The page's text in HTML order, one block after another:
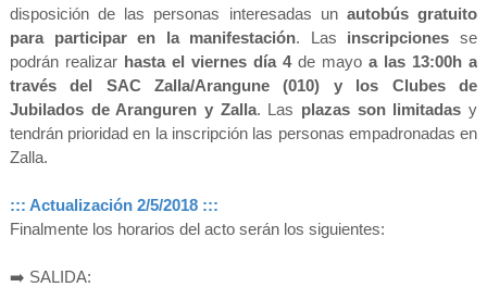
disposición de las personas interesadas un autobús gratuito
para participar en la manifestación. Las inscripciones se
podrán realizar hasta el viernes día 4de mayoa las 13:00h a
través del SAC Zalla/Arangune (010) y los Clubes de
Jubilados de Aranguren y Zalla. Las plazas son limitadas y
tendrán prioridad en la inscripción las personas empadronadas en
Zalla.
::: Actualización 2/5/2018 :::
Finalmente los horarios del acto serán los siguientes:
➡️ SALIDA: